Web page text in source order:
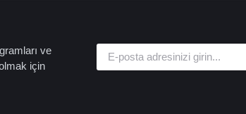
ve
için